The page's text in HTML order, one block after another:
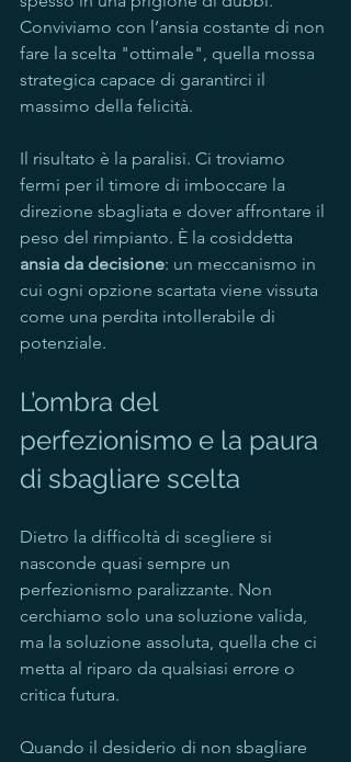
Conviviamo con l’ansia costante di non
fare la scelta "ottimale", quella mossa
strategica capace di garantirci il
massimo della felicità.
Il risultato è la paralisi. Ci troviamo
fermi per il timore di imboccare la
direzione sbagliata e dover affrontare il
peso del rimpianto. È la cosiddetta
ansia da decisione: un meccanismo in
cui ogni opzione scartata viene vissuta
come una perdita intollerabile di
potenziale.
L’ombra del
perfezionismo e la paura
di sbagliare scelta
Dietro la difficoltà di scegliere si
nasconde quasi sempre un
perfezionismo paralizzante. Non
cerchiamo solo una soluzione valida,
ma la soluzione assoluta, quella che ci
metta al riparo da qualsiasi errore o
critica futura.
Quando il desiderio di non sbagliare